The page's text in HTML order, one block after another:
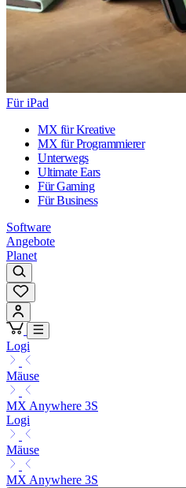
Für iPad
MX für Kreative
MX für Programmierer
Unterwegs
Ultimate Ears
Für Gaming
Für Business
Software
Angebote
Planet
Logi
Mäuse
MX Anywhere 3S
Logi
Mäuse
MX Anywhere 3S